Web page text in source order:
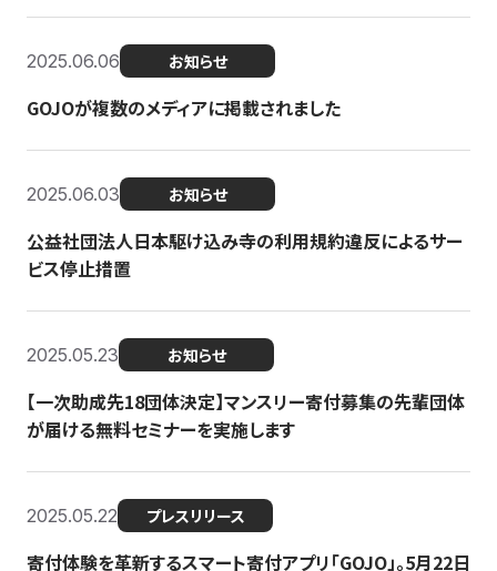
2025.06.06 お知らせ
GOJOが複数のメディアに掲載されました
2025.06.03 お知らせ
公益社団法人日本駆け込み寺の利用規約違反によるサー
ビス停止措置
2025.05.23 お知らせ
【一次助成先18団体決定】マンスリー寄付募集の先輩団体
が届ける無料セミナーを実施します
2025.05.22 プレスリリース
寄付体験を革新するスマート寄付アプリ「GOJO」。5月22日